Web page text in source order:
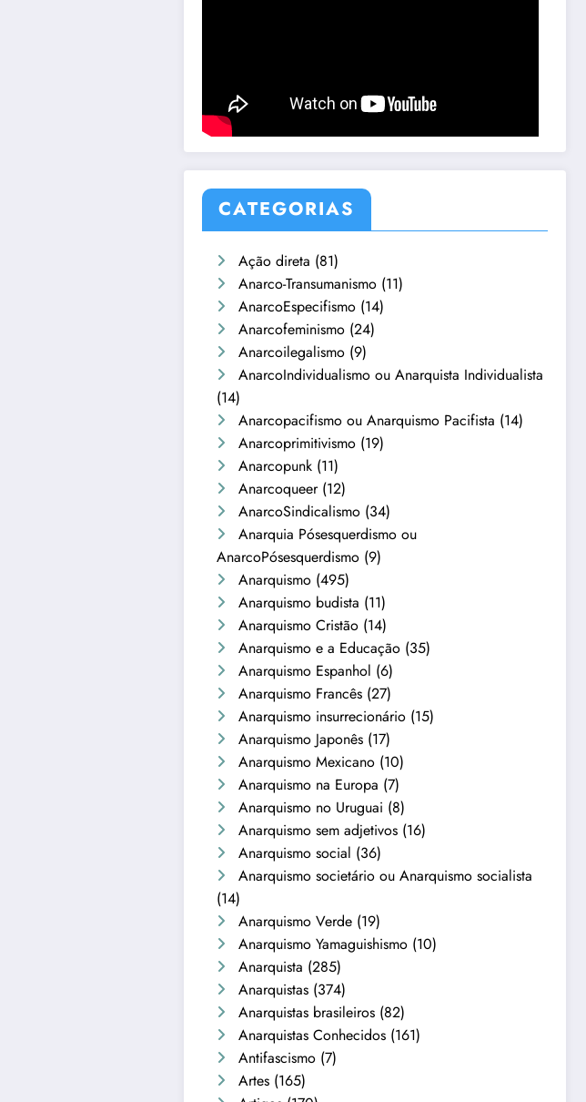
CATEGORIAS
Ação direta (81)
Anarco-Transumanismo (11)
AnarcoEspecifismo (14)
Anarcofeminismo (24)
Anarcoilegalismo (9)
AnarcoIndividualismo ou Anarquista Individualista
(14)
Anarcopacifismo ou Anarquismo Pacifista (14)
Anarcoprimitivismo (19)
Anarcopunk (11)
Anarcoqueer(12)
AnarcoSindicalismo (34)
Anarquia Pósesquerdismo ou
AnarcoPósesquerdismo (9)
Anarquismo (495)
Anarquismo budista (11)
Anarquismo Cristão (14)
Anarquismo e a Educação (35)
Anarquismo Espanhol (6)
Anarquismo Francês (27)
Anarquismo insurrecionário (15)
Anarquismo Japonês (17)
Anarquismo Mexicano (10)
Anarquismo na Europa (7)
Anarquismo no Uruguai (8)
Anarquismo sem adjetivos (16)
Anarquismo social (36)
Anarquismo societário ou Anarquismo socialista
(14)
Anarquismo Verde (19)
Anarquismo Yamaguishismo (10)
Anarquista (285)
Anarquistas (374)
Anarquistas brasileiros (82)
Anarquistas Conhecidos (161)
Antifascismo (7)
Artes (165)